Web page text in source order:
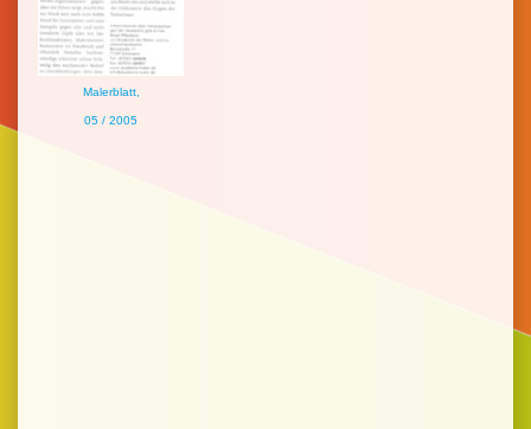
Malerblatt,
05 / 2005